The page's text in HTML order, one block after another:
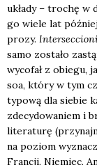
ukła­dy – tro­chę w
go wie­le lat
pro­zy.
samo zosta­ło
wyco­fał z obie­gu,
soa, któ­ry w tym
typo­wą dla sie­bie
zde­cy­do­wa­niem i
lite­ra­tu­rę
na poziom
Fran­cji, Nie­miec,